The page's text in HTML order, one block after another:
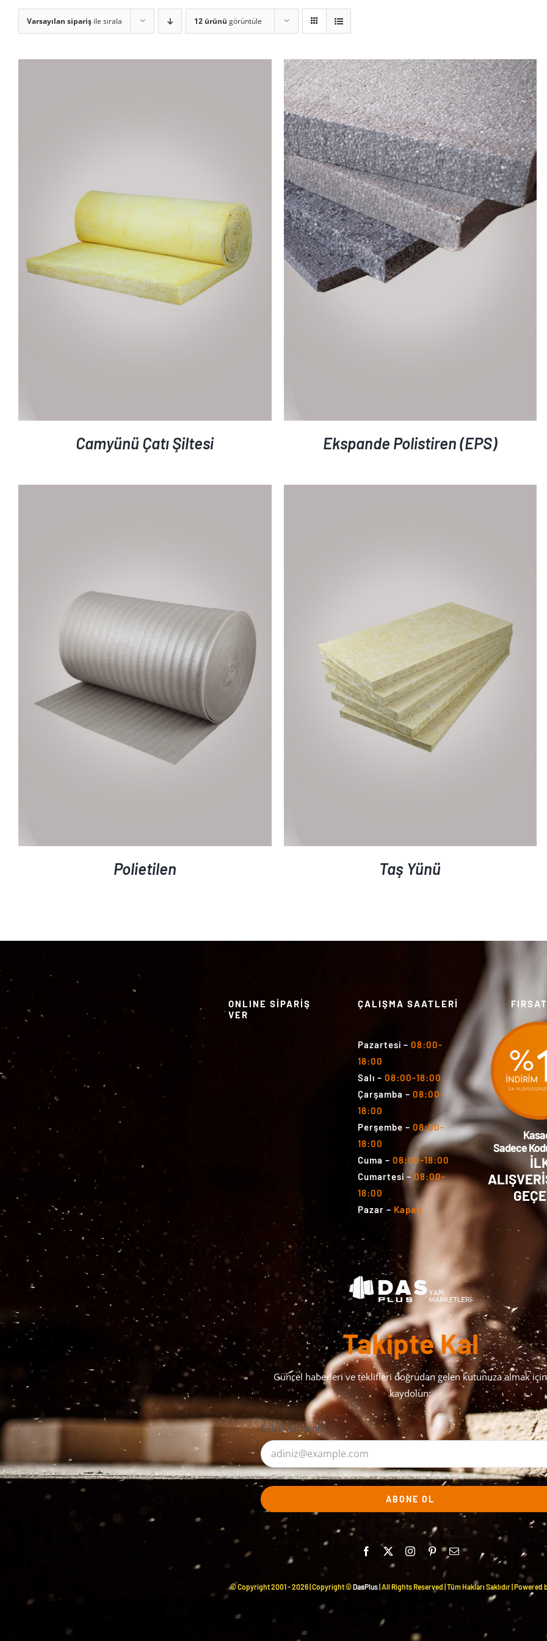
Varsayılan sipariş ile sırala 12 ürünü görüntüle
AYRINTILAR
Camyünü Çatı Şiltesi
AYRINTILAR
Ekspande Polistiren (EPS)
AYRINTILAR
Polietilen
AYRINTILAR
Taş Yünü
ONLINE SİPARİŞ
VER
ÇALIŞMA SAATLERİ
Pazartesi –08:00-
18:00
Salı –08:00-18:00
Çarşamba –08:00-
18:00
Perşembe –08:00-
18:00
Cuma –08:00-18:00
Cumartesi –08:00-
18:00
Pazar – Kapalı
Sadece
Takipte Kal
Güncel haberleri ve teklifleri doğrudan gelen kutunuza almak için
kaydolun:
E-İleti adresiniz
ABONE OL
© Copyright 2001 -2026 | Copyright ©DasPlus| All Rights Reserved | Tüm Hakları Saklıdır | Powered